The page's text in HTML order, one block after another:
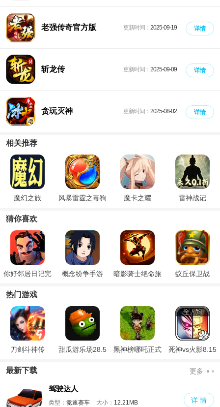
老强传奇官方版 更新时间： 2025-09-19 详情
斩龙传 更新时间： 2025-09-09 详情
贪玩灭神 更新时间： 2025-08-02 详情
相关推荐
魔幻之旅
风暴雷霆之毒狗
魔卡之耀 雷神战记
猜你喜欢
你好邻居日记完
整版
概念纷争手游
暗影骑士绝命旅
蚁丘保卫战
热门游戏
刀剑斗神传
甜瓜游乐场28.5
黑神榜哪吒正式
死神vs火影8.15
最新下载 更多
驾驶达人
类型： 竞速赛车 大小： 12.21MB
详 情